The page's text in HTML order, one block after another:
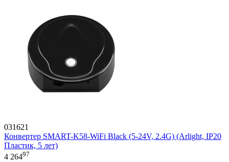
031621
Конвертер SMART-K58-WiFi Black (5-24V, 2.4G) (Arlight, IP20
Пластик, 5 лет)
4 26497